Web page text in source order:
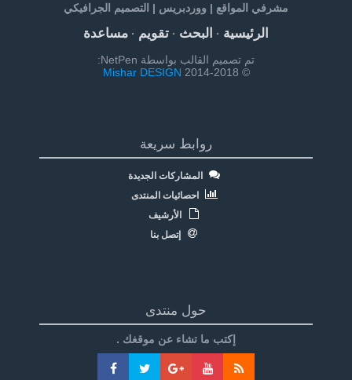
مشرفي المواقع | ووردبريس | التصميم الجرافيكي
الرئيسية· البحث· تقويم· مساعدة
تم تصميم القالب بواسطة NetPen:
© 2014-2018
Mishar DESIGN
روابط سريعة
المشاركات الجديدة
احصائيات المنتدى
الأرشيف
إتصل بنا
حول منتدى
إكتب ما تشاء عن موقغك .